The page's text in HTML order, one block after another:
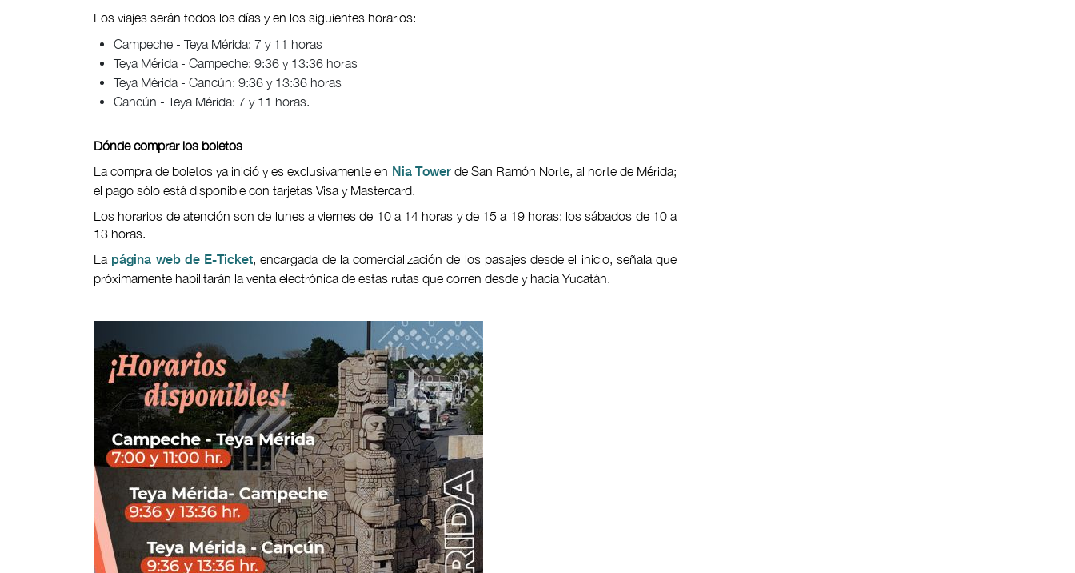
Los viajes serán todos los días y en los siguientes horarios:
Campeche - Teya Mérida: 7 y 11 horas
Teya Mérida - Campeche: 9:36 y 13:36 horas
Teya Mérida - Cancún: 9:36 y 13:36 horas
Cancún - Teya Mérida: 7 y 11 horas.
Dónde comprar los boletos
La compra de boletos ya inició y es exclusivamente en Nia Towerde San Ramón Norte, al norte de Mérida;
el pago sólo está disponible con tarjetas Visa y Mastercard.
Los horarios de atención son de lunes a viernes de 10 a 14 horas y de 15 a 19 horas; los sábados de 10 a
13 horas.
La página web de E-Ticket, encargada de la comercialización de los pasajes desde el inicio, señala que
próximamente habilitarán la venta electrónica de estas rutas que corren desde y hacia Yucatán.